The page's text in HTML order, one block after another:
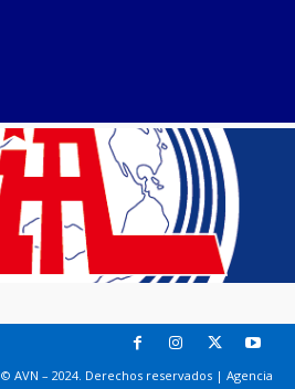
© AVN – 2024. Derechos reservados | Agencia